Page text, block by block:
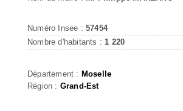
Numéro Insee : 57454
Nombre d'habitants : 1 220
Département : Moselle
Région : Grand-Est